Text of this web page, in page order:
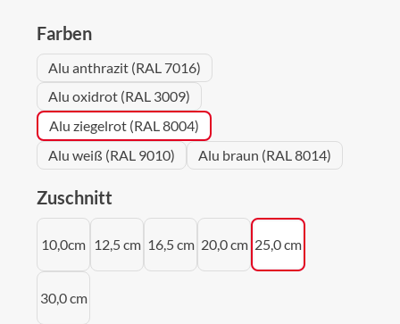
Farbenauswählen
Alu anthrazit (RAL 7016)
Alu oxidrot (RAL 3009)
Alu ziegelrot (RAL 8004)
Alu weiß (RAL 9010)
Alu braun (RAL 8014)
Zuschnitt
10,0cm 12,5 cm 16,5 cm 20,0 cm 25,0 cm
30,0 cm